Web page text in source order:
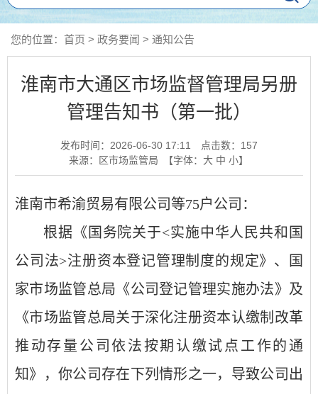
您的位置： 首页 > 政务要闻 > 通知公告
淮南市大通区市场监督管理局另册
管理告知书（第一批）
发布时间：2026-06-30 17:11 点击数： 157
来源：区市场监管局
【字体： 大 中 小】
淮南市希渝贸易有限公司等75户公司：
根据《国务院关于<实施中华人民共和国
公司法>注册资本登记管理制度的规定》、国
家市场监管总局《公司登记管理实施办法》及
《市场监管总局关于深化注册资本认缴制改革
推动存量公司依法按期认缴试点工作的通
知》，你公司存在下列情形之一，导致公司出